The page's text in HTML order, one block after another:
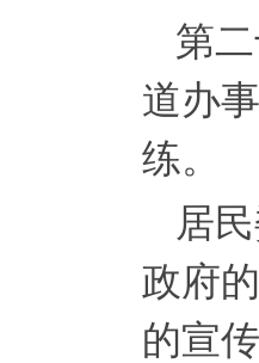
第
道办
练。
居
政府
的宣